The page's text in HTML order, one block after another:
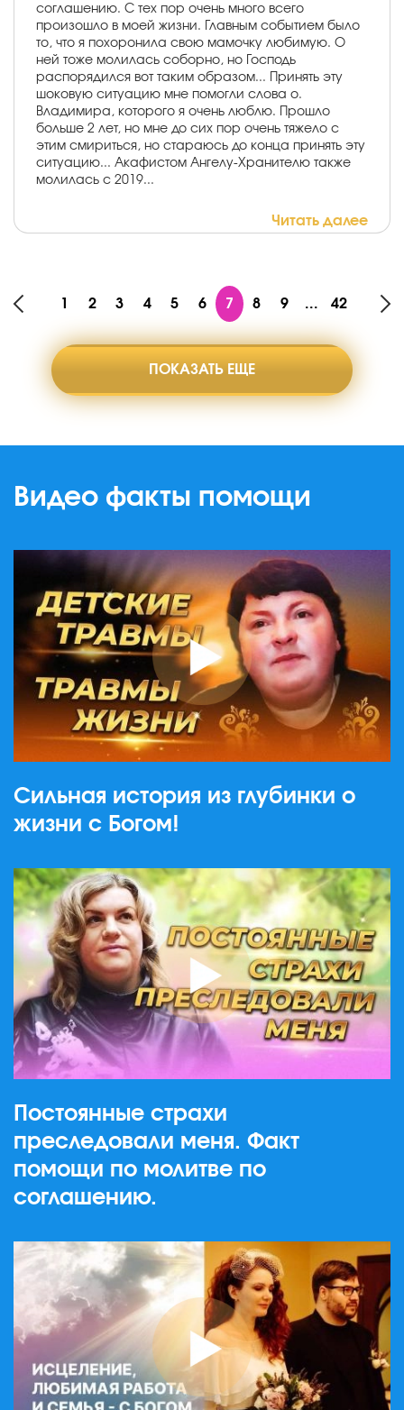
соглашению. С тех пор очень много всего
произошло в моей жизни. Главным событием было
то, что я похоронила свою мамочку любимую. О
ней тоже молилась соборно, но Господь
распорядился вот таким образом... Принять эту
шоковую ситуацию мне помогли слова о.
Владимира, которого я очень люблю. Прошло
больше 2 лет, но мне до сих пор очень тяжело с
этим смириться, но стараюсь до конца принять эту
ситуацию... Акафистом Ангелу-Хранителю также
молилась с 2019...
Читать далее
1 2 3 4 5 6 7 8 9 ... 42
ПОКАЗАТЬ ЕЩЕ
Видео факты помощи
Сильная история из глубинки о
жизни с Богом!
Постоянные страхи
преследовали меня. Факт
помощи по молитве по
соглашению.